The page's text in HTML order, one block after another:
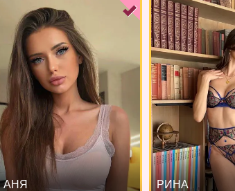
АНЯ РИНА